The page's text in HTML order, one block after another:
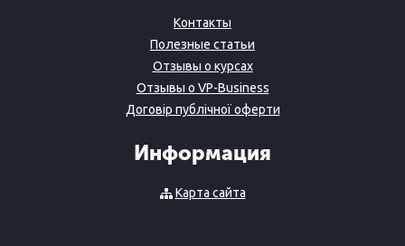
Контакты
Полезные статьи
Отзывы о курсах
Отзывы о VP-Business
Договір публічної оферти
Информация
Карта сайта